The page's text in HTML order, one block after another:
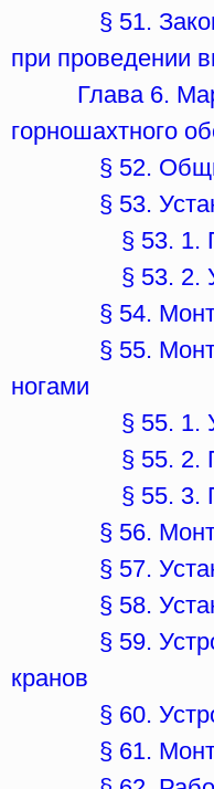
§ 51.
при проведении
Глава 6.
горношахтного
§ 52.
§ 53.
§ 53. 1.
§ 53. 2.
§ 54.
§ 55.
ногами
§ 55. 1.
§ 55. 2.
§ 55. 3.
§ 56.
§ 57.
§ 58.
§ 59.
кранов
§ 60.
§ 61.